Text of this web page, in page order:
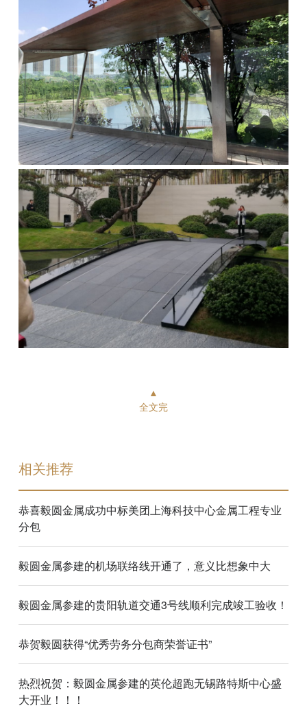
▲
全文完
相关推荐
恭喜毅圆金属成功中标美团上海科技中心金属工程专业
分包
毅圆金属参建的机场联络线开通了，意义比想象中大
毅圆金属参建的贵阳轨道交通3号线顺利完成竣工验收！
恭贺毅圆获得“优秀劳务分包商荣誉证书”
热烈祝贺：毅圆金属参建的英伦超跑无锡路特斯中心盛
大开业！！！